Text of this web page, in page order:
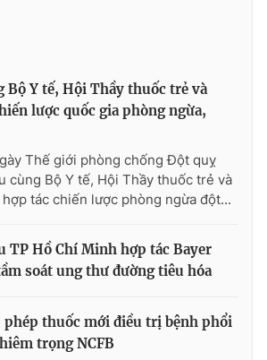
Bộ Y tế, Hội Thầy thuốc trẻ và
lược quốc gia phòng ngừa,
Thế giới phòng chống Đột quỵ
cùng Bộ Y tế, Hội Thầy thuốc trẻ và
tác chiến lược phòng ngừa đột...
TP Hồ Chí Minh hợp tác Bayer
soát ung thư đường tiêu hóa
phép thuốc mới điều trị bệnh phổi
trọng NCFB